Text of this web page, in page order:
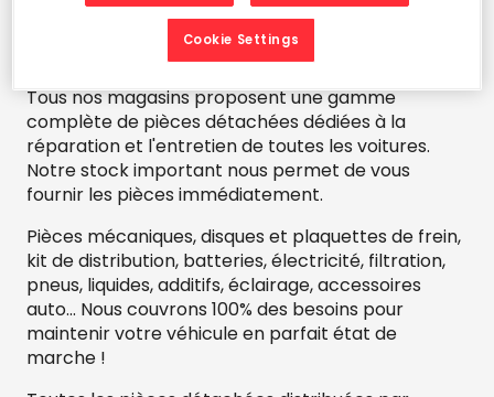
près de chez vous !
Pièces détachées pour l'automobile
Tous nos magasins proposent une gamme
complète de pièces détachées dédiées à la
réparation et l'entretien de toutes les voitures.
Notre stock important nous permet de vous
fournir les pièces immédiatement.
Pièces mécaniques, disques et plaquettes de frein,
kit de distribution, batteries, électricité, filtration,
pneus, liquides, additifs, éclairage, accessoires
auto... Nous couvrons 100% des besoins pour
maintenir votre véhicule en parfait état de
marche !
Cookie Settings